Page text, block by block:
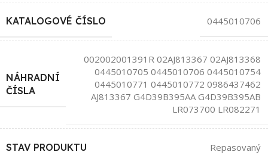
KATALOGOVÉ ČÍSLO 0445010706
NÁHRADNÍ
ČÍSLA
002002001391R 02AJ813367 02AJ813368
0445010705 0445010706 0445010754
0445010771 0445010772 0986437462
AJ813367 G4D39B395AA G4D39B395AB
LR073700 LR082271
STAV PRODUKTU Repasovaný